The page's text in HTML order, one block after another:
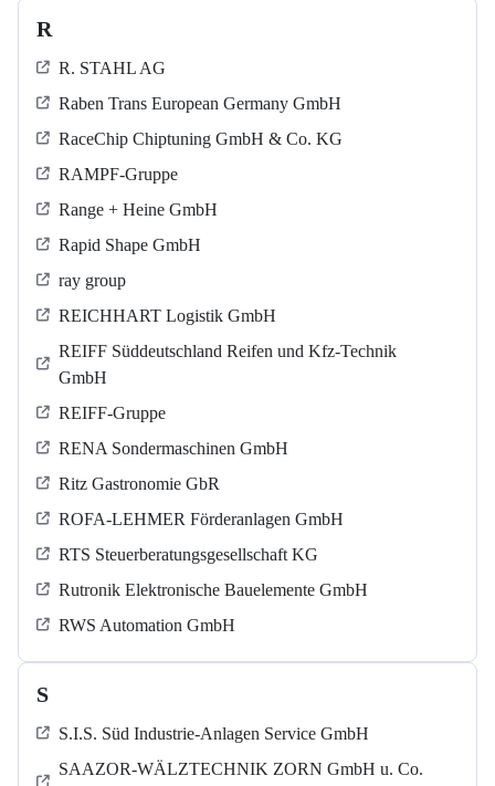
R
R. STAHL AG
Raben Trans European Germany GmbH
RaceChip Chiptuning GmbH & Co. KG
RAMPF-Gruppe
Range + Heine GmbH
Rapid Shape GmbH
ray group
REICHHART Logistik GmbH
REIFF Süddeutschland Reifen und Kfz-Technik
GmbH
REIFF-Gruppe
RENA Sondermaschinen GmbH
Ritz Gastronomie GbR
ROFA-LEHMER Förderanlagen GmbH
RTS Steuerberatungsgesellschaft KG
Rutronik Elektronische Bauelemente GmbH
RWS Automation GmbH
S
S.I.S. Süd Industrie-Anlagen Service GmbH
SAAZOR-WÄLZTECHNIK ZORN GmbH u. Co.